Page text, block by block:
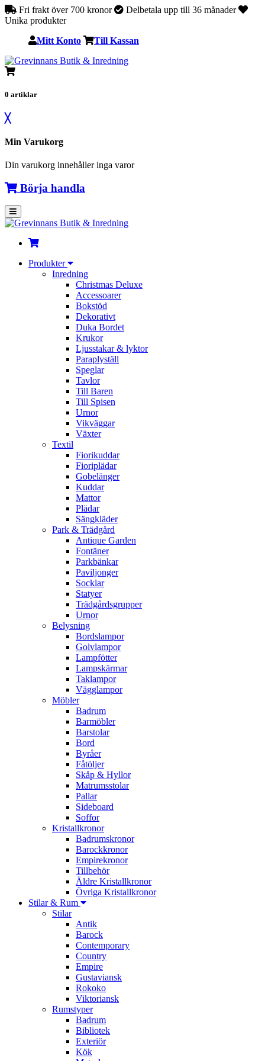
Fri frakt över 700 kronor
Delbetala upp till 36 månader
Unika produkter
Mitt Konto Till Kassan
0 artiklar
╳
Min Varukorg
Din varukorg innehåller inga varor
Börja handla
Produkter
Inredning
Christmas Deluxe
Accessoarer
Bokstöd
Dekorativt
Duka Bordet
Krukor
Ljusstakar & lyktor
Paraplyställ
Speglar
Tavlor
Till Baren
Till Spisen
Urnor
Vikväggar
Växter
Textil
Fiorikuddar
Fioriplädar
Gobelänger
Kuddar
Mattor
Plädar
Sängkläder
Park & Trädgård
Antique Garden
Fontäner
Parkbänkar
Paviljonger
Socklar
Statyer
Trädgårdsgrupper
Urnor
Belysning
Bordslampor
Golvlampor
Lampfötter
Lampskärmar
Taklampor
Vägglampor
Möbler
Badrum
Barmöbler
Barstolar
Bord
Byråer
Fåtöljer
Skåp & Hyllor
Matrumsstolar
Pallar
Sideboard
Soffor
Kristallkronor
Badrumskronor
Barockkronor
Empirekronor
Tillbehör
Äldre Kristallkronor
Övriga Kristallkronor
Stilar & Rum
Stilar
Antik
Barock
Contemporary
Country
Empire
Gustaviansk
Rokoko
Viktoriansk
Rumstyper
Badrum
Bibliotek
Exteriör
Kök